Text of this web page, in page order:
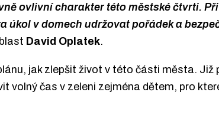
ovlivní charakter této městské čtvrti.
úkol v domech udržovat pořádek a
David Oplatek.
jak zlepšit život v této části města. Již
volný čas v zeleni zejména dětem, pro